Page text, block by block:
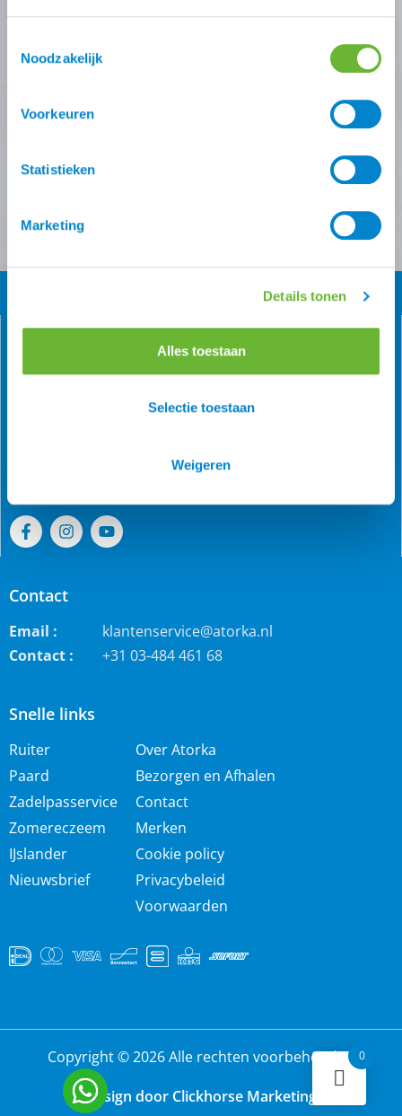
Noodzakelijk
Voorkeuren
Statistieken
Marketing
Details tonen
Alles toestaan
Selectie toestaan
Weigeren
je eerste online bestelling van ons.
Ontvang onze nieuwsbrief
Versturen
Snelle links
Ruiter
Paard
Zadelpasservice
Zomereczeem
IJslander
Nieuwsbrief
Over Atorka
Bezorgen en Afhalen
Contact
Merken
Cookie policy
Privacybeleid
Voorwaarden
de Benelux is Atorka bekend. Maar ook bij andere
jodhpur rijbroeken, waterdichte ruiterjassen en zo veel
Contact
Email :
klantenservice@atorka.nl
Contact :
+31 03-484 461 68
Copyright © 2026 Alle rechten voorbehouden
Design door Clickhorse Marketing
0